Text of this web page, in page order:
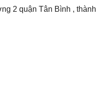
2 quận Tân Bình , thành